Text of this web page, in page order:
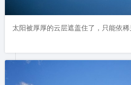
太阳被厚厚的云层遮盖住了，只能依稀